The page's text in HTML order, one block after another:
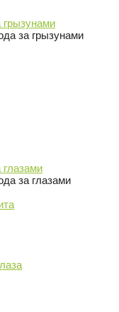
за грызунами
за глазами